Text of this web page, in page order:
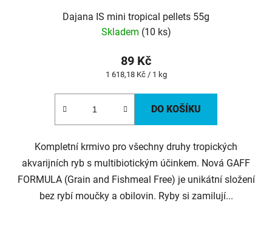
Dajana IS mini tropical pellets 55g
Skladem (10 ks)
89 Kč
Měrná
1 618,18 Kč / 1 kg
DO KOŠÍKU
Kompletní krmivo pro všechny druhy tropických
akvarijních ryb s multibiotickým účinkem. Nová GAFF
FORMULA (Grain and Fishmeal Free) je unikátní složení
bez rybí moučky a obilovin. Ryby si zamilují...